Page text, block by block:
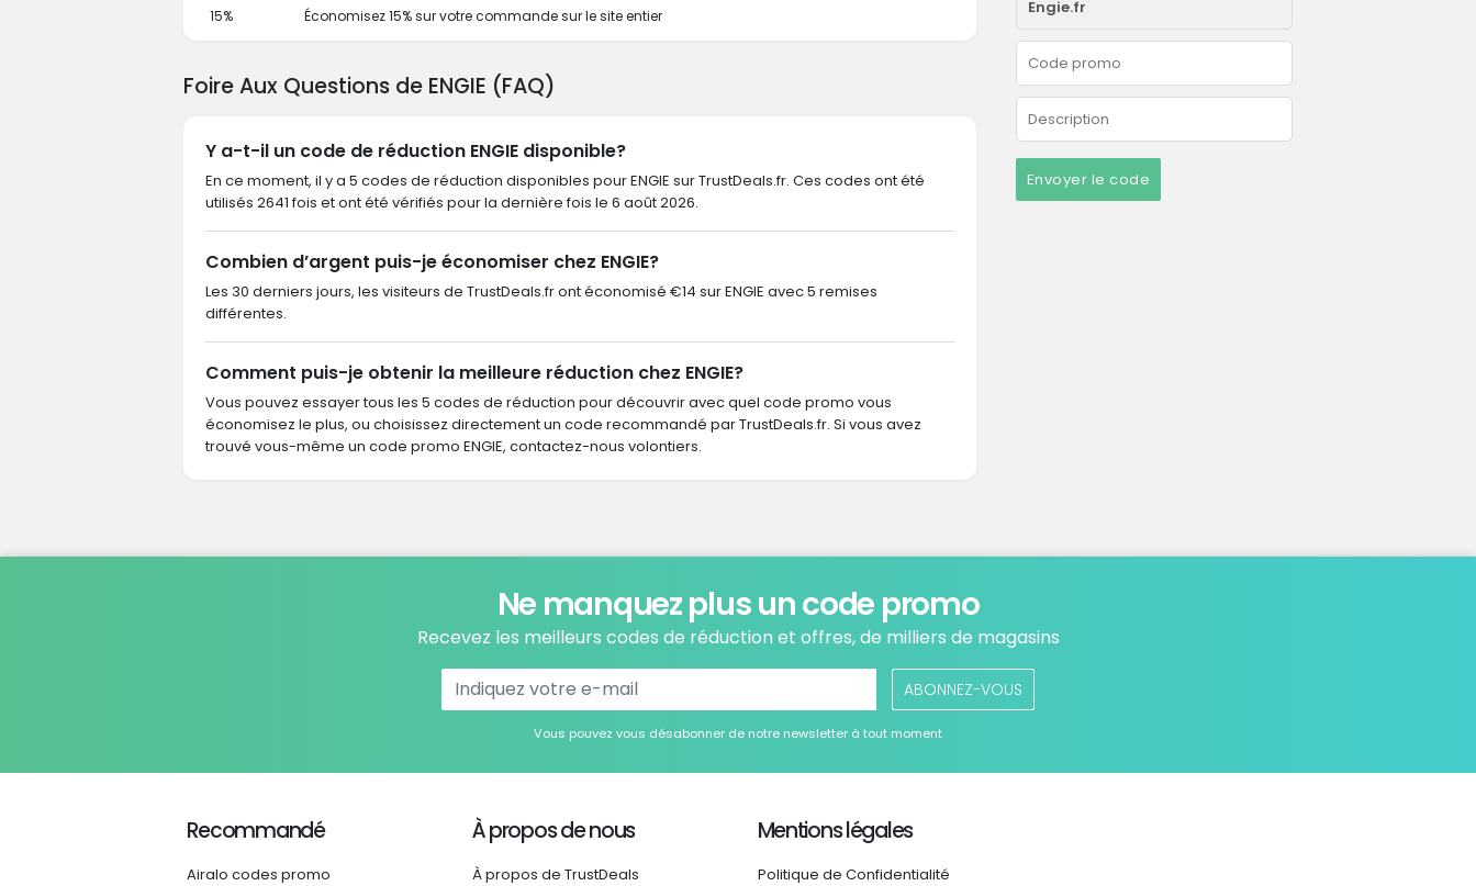
Envoyer le code
15% Économisez 15% sur votre commande sur le site entier
Foire Aux Questions de ENGIE (FAQ)
Y a-t-il un code de réduction ENGIE disponible?
En ce moment, il y a 5 codes de réduction disponibles pour ENGIE sur TrustDeals.fr. Ces codes ont été
utilisés 2641 fois et ont été vérifiés pour la dernière fois le 6 août 2026.
Combien d’argent puis-je économiser chez ENGIE?
Les 30 derniers jours, les visiteurs de TrustDeals.fr ont économisé €14 sur ENGIE avec 5 remises
différentes.
Comment puis-je obtenir la meilleure réduction chez ENGIE?
Vous pouvez essayer tous les 5 codes de réduction pour découvrir avec quel code promo vous
économisez le plus, ou choisissez directement un code recommandé par TrustDeals.fr. Si vous avez
trouvé vous-même un code promo ENGIE, contactez-nous volontiers.
Ne manquez plus un code promo
Recevez les meilleurs codes de réduction et offres, de milliers de magasins
ABONNEZ-VOUS
Vous pouvez vous désabonner de notre newsletter à tout moment
Recommandé
Airalo codes promo
À propos de nous
À propos de TrustDeals
Mentions légales
Politique de Confidentialité